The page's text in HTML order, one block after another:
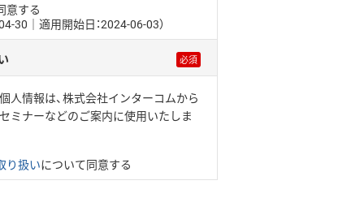
意する
30｜適用開始日：2024-06-03）
人情報は、株式会社インターコムから
セミナーなどのご案内に使用いたしま
り扱いについて同意する